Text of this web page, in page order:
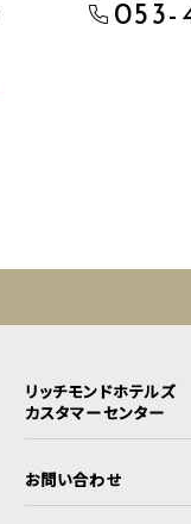
053-
リッチモンドホテルズ
カスタマーセンター
お問い合わせ